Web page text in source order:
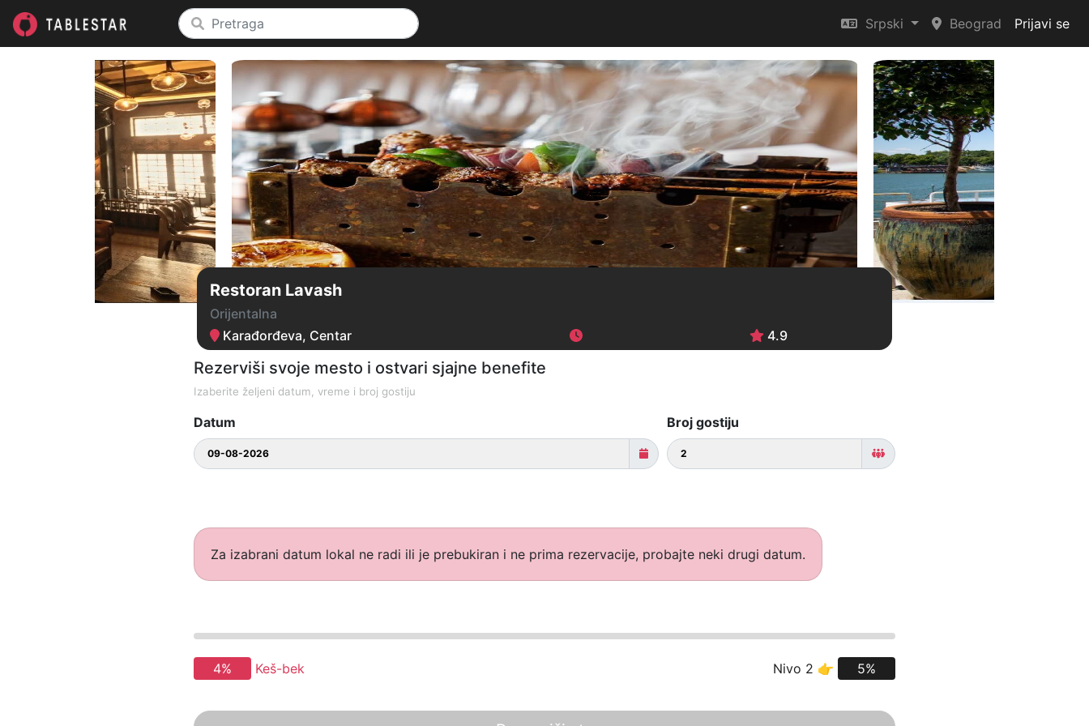
Srpski Beograd Prijavi se
Restoran Lavash
Orijentalna
Karađorđeva, Centar
4.9
Rezerviši svoje mesto i ostvari sjajne benefite
Izaberite željeni datum, vreme i broj gostiju
Datum Broj gostiju
Za izabrani datum lokal ne radi ili je prebukiran i ne prima rezervacije, probajte neki drugi datum.
4% Keš-bek Nivo 2 👉 5%